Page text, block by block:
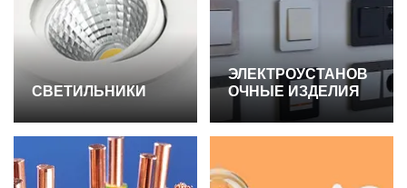
СВЕТИЛЬНИКИ
ЭЛЕКТРОУСТАНОВ
ОЧНЫЕ ИЗДЕЛИЯ